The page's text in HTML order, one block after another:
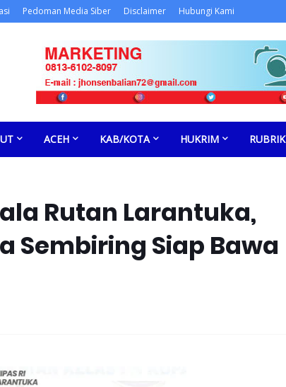
Pedoman Media Siber Disclaimer Hubungi Kami
ACEH KAB/KOTA HUKRIM RUBRIK
Rutan Larantuka,
Sembiring Siap Bawa